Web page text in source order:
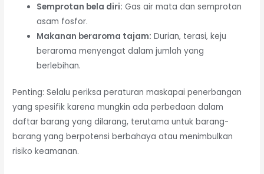
Semprotan bela diri: Gas air mata dan semprotan
asam fosfor.
Makanan beraroma tajam: Durian, terasi, keju
beraroma menyengat dalam jumlah yang
berlebihan.
Penting: Selalu periksa peraturan maskapai penerbangan
yang spesifik karena mungkin ada perbedaan dalam
daftar barang yang dilarang, terutama untuk barang-
barang yang berpotensi berbahaya atau menimbulkan
risiko keamanan.